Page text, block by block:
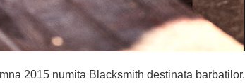
2015 numita Blacksmith destinata barbatilor.